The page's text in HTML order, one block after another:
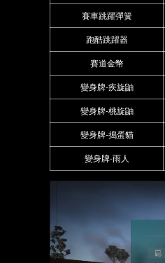
賽車跳躍彈簧
跑酷跳躍器
賽道金幣
變身牌-疾旋鼬
變身牌-桃旋鼬
變身牌-搗蛋貓
變身牌-雨人